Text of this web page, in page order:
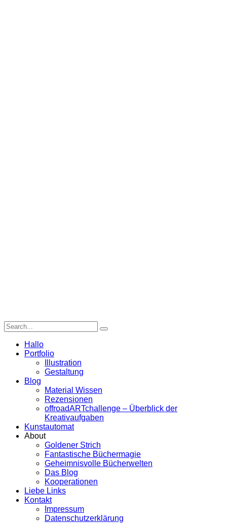
Hallo
Portfolio
Illustration
Gestaltung
Blog
Material Wissen
Rezensionen
offroadARTchallenge – Überblick der
Kreativaufgaben
Kunstautomat
About
Goldener Strich
Fantastische Büchermagie
Geheimnisvolle Bücherwelten
Das Blog
Kooperationen
Liebe Links
Kontakt
Impressum
Datenschutzerklärung